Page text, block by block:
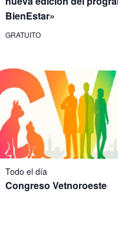
BienEstar»
GRATUITO
Todo el día
Congreso Vetnoroeste